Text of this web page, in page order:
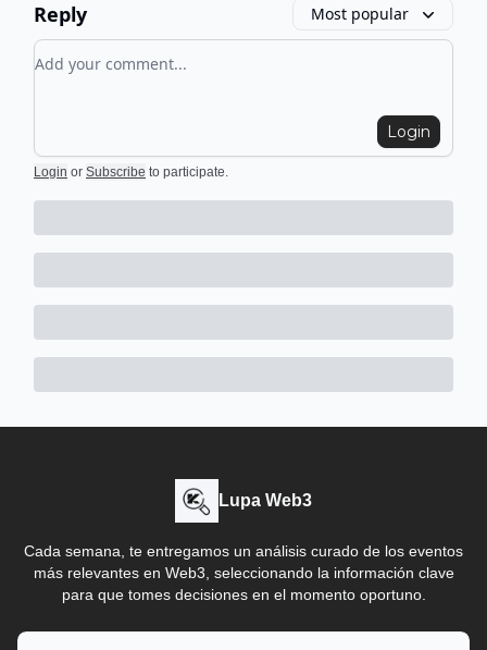
Reply Most popular
Add your comment
Login
Login or Subscribe to participate.
Lupa Web3
Cada semana, te entregamos un análisis curado de los eventos
más relevantes en Web3, seleccionando la información clave
para que tomes decisiones en el momento oportuno.